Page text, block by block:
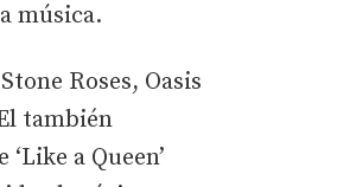
música.
Roses, Oasis
también
a Queen’